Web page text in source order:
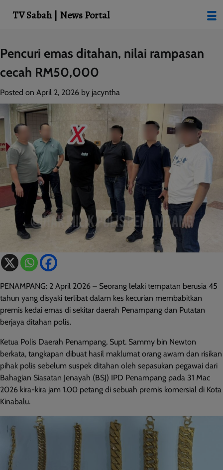
Skip
to
content
Pencuri emas ditahan, nilai rampasan
cecah RM50,000
Posted on April 2, 2026 by jacyntha
PENAMPANG: 2 April 2026 – Seorang lelaki tempatan berusia 45
tahun yang disyaki terlibat dalam kes kecurian membabitkan
premis kedai emas di sekitar daerah Penampang dan Putatan
berjaya ditahan polis.
Ketua Polis Daerah Penampang, Supt. Sammy bin Newton
berkata, tangkapan dibuat hasil maklumat orang awam dan risikan
pihak polis sebelum suspek ditahan oleh sepasukan pegawai dari
Bahagian Siasatan Jenayah (BSJ) IPD Penampang pada 31 Mac
2026 kira-kira jam 1.00 petang di sebuah premis komersial di Kota
Kinabalu.
TV Sabah | News Portal